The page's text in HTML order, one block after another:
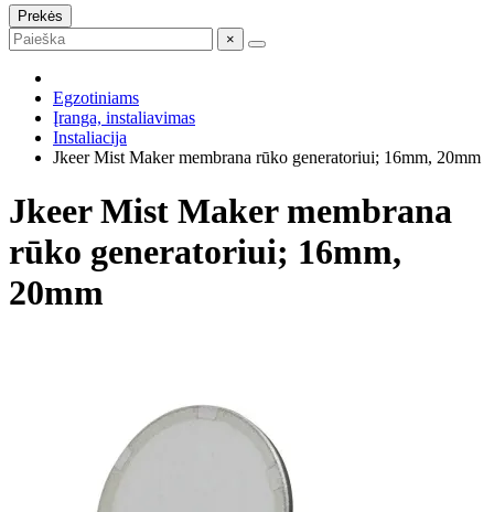
Prekės
×
Egzotiniams
Įranga, instaliavimas
Instaliacija
Jkeer Mist Maker membrana rūko generatoriui; 16mm, 20mm
Jkeer Mist Maker membrana
rūko generatoriui; 16mm,
20mm